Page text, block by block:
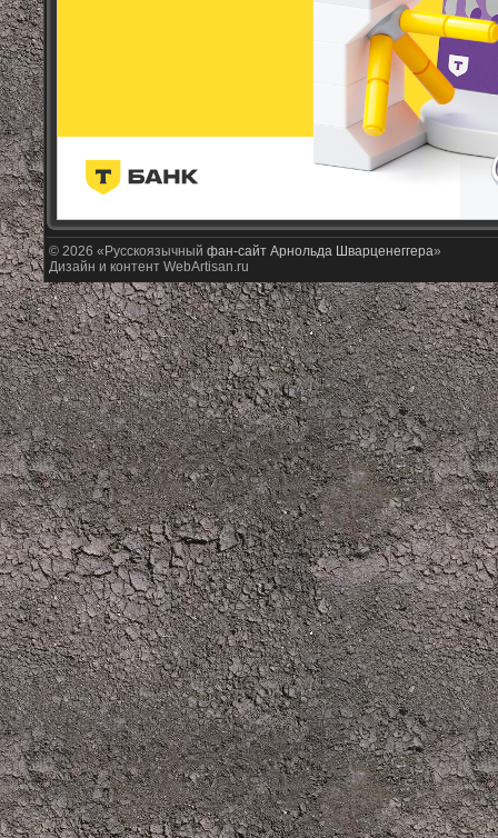
© 2026 «Русскоязычный фан-сайт Арнольда Шварценеггера»
Дизайн и контент WebArtisan.ru